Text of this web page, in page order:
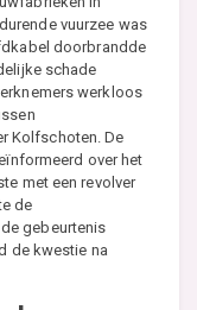
vuurzee was
doorbrandde
schade
werkloos
Kolfschoten. De
over het
met een revolver
de
gebeurtenis
de kwestie na